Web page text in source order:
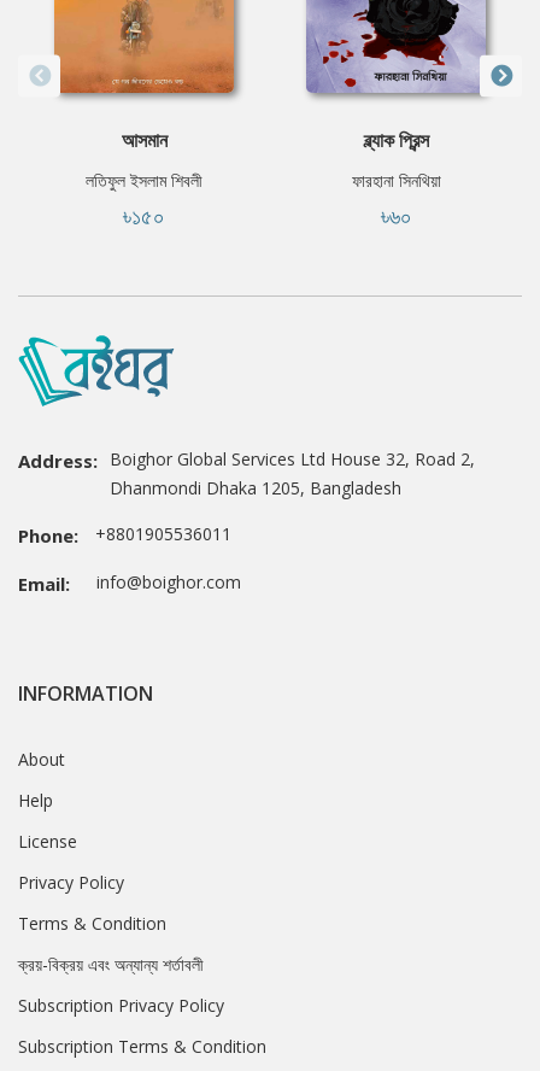
আসমান
লতিফুল ইসলাম শিবলী
৳১৫০
ব্ল্যাক প্রিন্স
ফারহানা সিনথিয়া
৳৬০
Address: Boighor Global Services Ltd House 32, Road 2,
Dhanmondi Dhaka 1205, Bangladesh
Phone: +8801905536011
Email: info@boighor.com
INFORMATION
About
Help
License
Privacy Policy
Terms & Condition
ক্রয়-বিক্রয় এবং অন্যান্য শর্তাবলী
Subscription Privacy Policy
Subscription Terms & Condition